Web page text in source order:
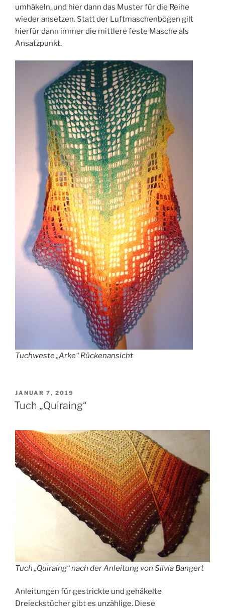
umhäkeln, und hier dann das Muster für die Reihe
wieder ansetzen. Statt der Luftmaschenbögen gilt
hierfür dann immer die mittlere feste Masche als
Ansatzpunkt.
Tuchweste „Arke“ Rückenansicht
VERÖFFENTLICHT
AM
JANUAR 7, 2019
Tuch „Quiraing“
Tuch „Quiraing“ nach der Anleitung von Silvia Bangert
Anleitungen für gestrickte und gehäkelte
Dreieckstücher gibt es unzählige. Diese